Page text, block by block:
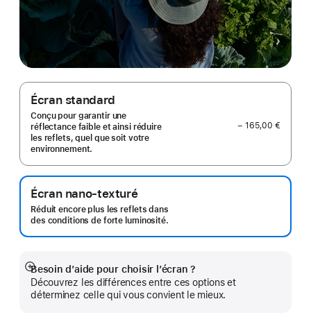
Écran standard
Conçu pour garantir une
réflectance faible et ainsi réduire
les reflets, quel que soit votre
environnement.
− 165,00 €
Écran nano-texturé
Réduit encore plus les reflets dans
des conditions de forte luminosité.
Besoin d’aide pour choisir l’écran ?
Découvrez les différences entre ces options et
déterminez celle qui vous convient le mieux.
Afficher
plus